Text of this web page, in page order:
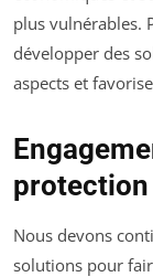
plus vulnérables.
développer des
aspects et
protection
Nous devons
solutions pour